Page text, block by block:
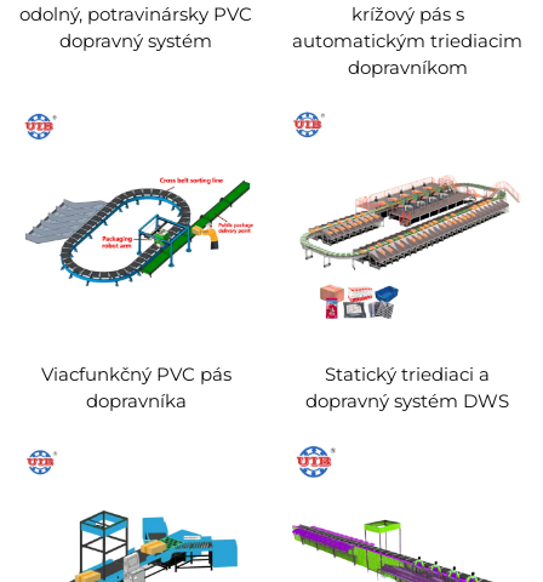
odolný, potravinársky PVC
dopravný systém
krížový pás s
automatickým triediacim
dopravníkom
Viacfunkčný PVC pás
dopravníka
Statický triediaci a
dopravný systém DWS